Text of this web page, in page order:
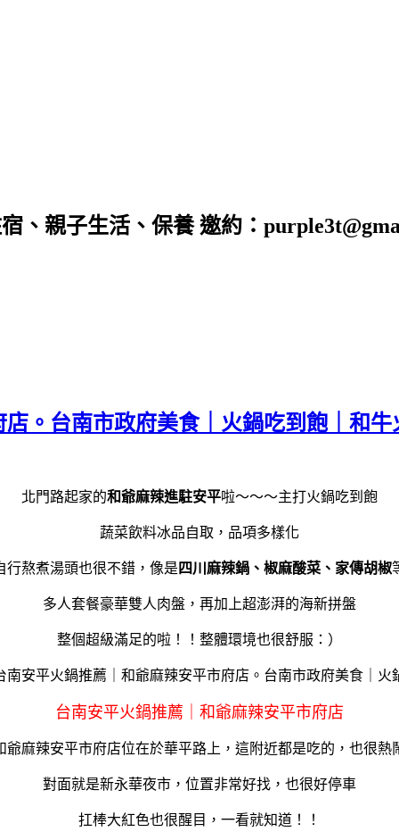
、親子生活、保養 邀約：
。台南市政府美食｜火鍋吃到飽｜和
北門路起家的和爺麻辣進駐安平啦～～～主打火鍋吃到飽
蔬菜飲料冰品自取，品項多樣化
行熬煮湯頭也很不錯，像是 四川麻辣鍋、椒麻酸菜、家傳胡椒
多人套餐豪華雙人肉盤，再加上超澎湃的海新拼盤
整個超級滿足的啦！！整體環境也很舒服：）
台南安平火鍋推薦｜和爺麻辣安平市府店
爺麻辣安平市府店位在於華平路上，這附近都是吃的，也很熱
對面就是新永華夜市，位置非常好找，也很好停車
扛棒大紅色也很醒目，一看就知道！！